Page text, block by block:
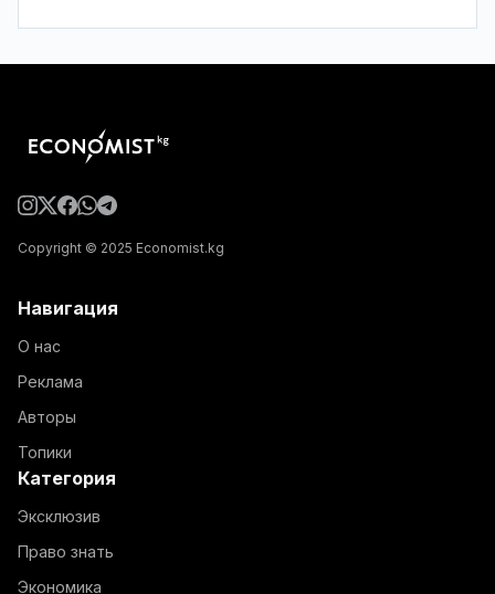
Copyright © 2025 Economist.kg
Навигация
О нас
Реклама
Авторы
Топики
Категория
Эксклюзив
Право знать
Экономика